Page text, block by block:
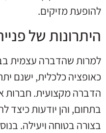
להופעת מזיקים.
היתרונות של
למרות שהדברה עצמית
כאופציה כלכלית, ישנם
הדברה מקצועית. חברות
בתחום, והן יודעות
בצורה בטוחה ויעילה.